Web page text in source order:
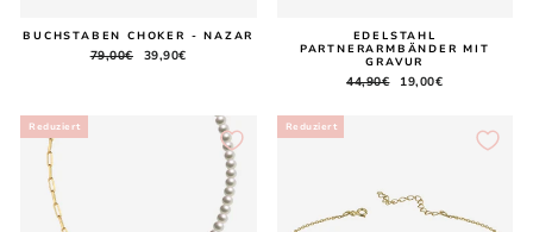
BUCHSTABEN CHOKER - NAZAR
Normaler
79,00€ Sonderpreis
39,90€
EDELSTAHL
PARTNERARMBÄNDER MIT
GRAVUR
Normaler
44,90€ Sonderpreis
19,00€
Reduziert Reduziert